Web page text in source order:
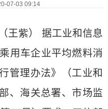
07-03 09:14
王紫） 据工业和信息
用车企业平均燃料消
管理办法》（工业和
、海关总署、市场监